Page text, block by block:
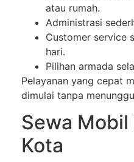
atau rumah.
Administrasi
Customer service
hari.
Pilihan armada
Pelayanan yang cepat
dimulai tanpa
Sewa Mobil
Kota